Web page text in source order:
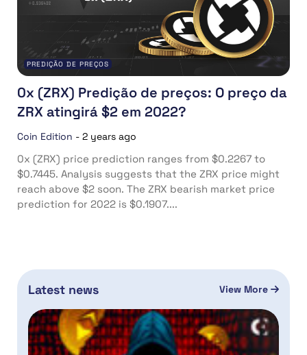
PREDIÇÃO DE PREÇOS
0x (ZRX) Predição de preços: O preço da
ZRX atingirá $2 em 2022?
Coin Edition - 2 years ago
0x (ZRX) price prediction ranges from $0.2267 to
$0.7445. Analysis suggests that the ZRX price might
reach above $2 soon. The ZRX bearish market price
prediction for 2022 is $0.1907....
Latest news View More